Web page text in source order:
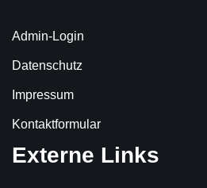
Admin-Login
Datenschutz
Impressum
Kontaktformular
Externe Links